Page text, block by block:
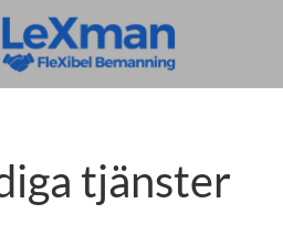
tjänster